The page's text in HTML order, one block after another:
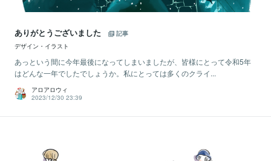
ありがとうございました
記事
デザイン・イラスト
あっという間に今年最後になってしまいましたが、皆様にとって令和5年
はどんな一年でしたでしょうか。私にとっては多くのクライ...
アロアロウィ
2023/12/30 23:39